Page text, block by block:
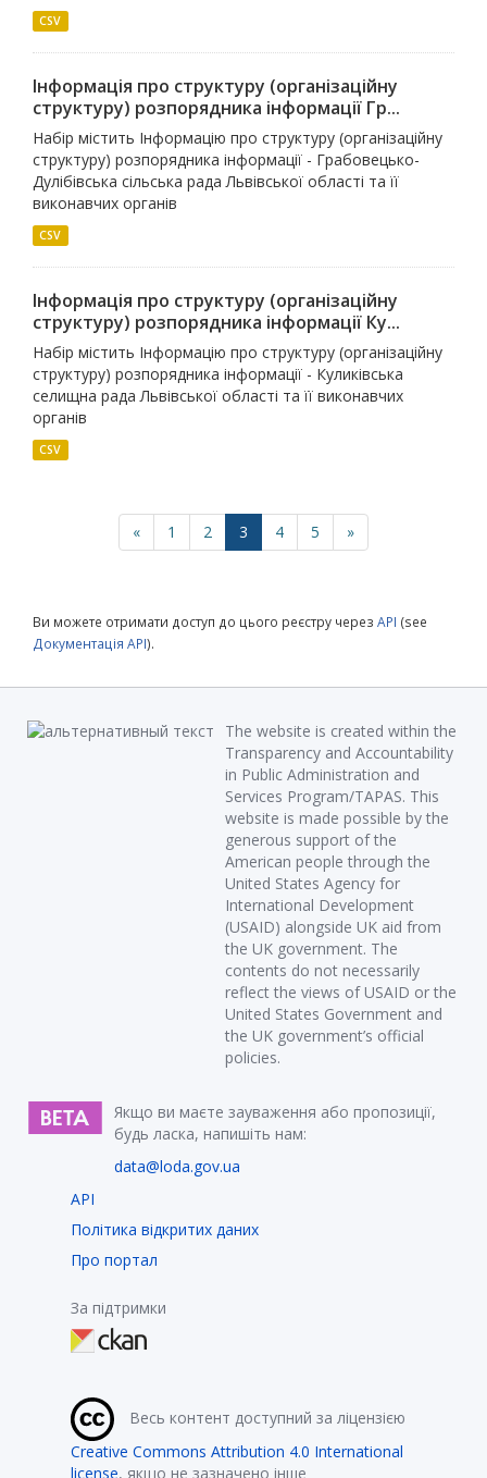
CSV
Інформація про структуру (організаційну
структуру) розпорядника інформації Гр...
Набір містить Інформацію про структуру (організаційну
структуру) розпорядника інформації - Грабовецько-
Дулібівська сільська рада Львівської області та її
виконавчих органів
CSV
Інформація про структуру (організаційну
структуру) розпорядника інформації Ку...
Набір містить Інформацію про структуру (організаційну
структуру) розпорядника інформації - Куликівська
селищна рада Львівської області та її виконавчих
органів
CSV
« 1 2 3 4 5 »
Ви можете отримати доступ до цього реєстру через API (see
Документація API).
The website is created within the
Transparency and Accountability
in Public Administration and
Services Program/TAPAS. This
website is made possible by the
generous support of the
American people through the
United States Agency for
International Development
(USAID) alongside UK aid from
the UK government. The
contents do not necessarily
reflect the views of USAID or the
United States Government and
the UK government’s official
policies.
Якщо ви маєте зауваження або пропозиції,
будь ласка, напишіть нам:
data@loda.gov.ua
API
Політика відкритих даних
Про портал
За підтримки
Весь контент доступний за ліцензією
Creative Commons Attribution 4.0 International
license, якщо не зазначено інше